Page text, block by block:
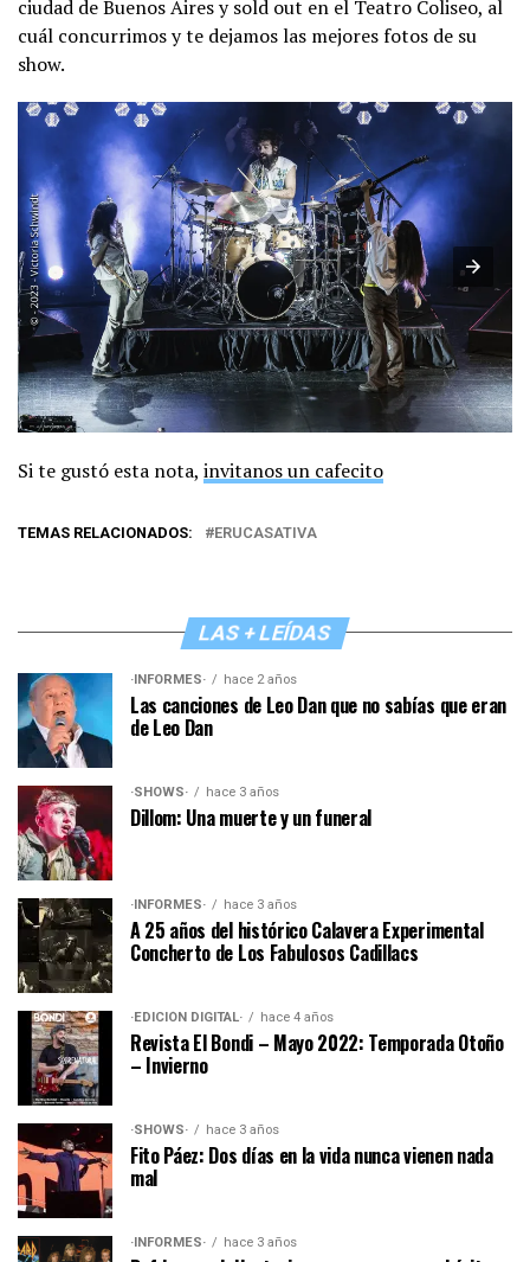
ciudad de Buenos Aires y sold out en el Teatro Coliseo, al
cuál concurrimos y te dejamos las mejores fotos de su
show.
Si te gustó esta nota, invitanos un cafecito
TEMAS RELACIONADOS: ERUCASATIVA
LAS + LEÍDAS
·INFORMES· hace 2 años
Las canciones de Leo Dan que no sabías que eran
de Leo Dan
·SHOWS· hace 3 años
Dillom: Una muerte y un funeral
·INFORMES· hace 3 años
A 25 años del histórico Calavera Experimental
Concherto de Los Fabulosos Cadillacs
·EDICIÓN DIGITAL· hace 4 años
Revista El Bondi – Mayo 2022: Temporada Otoño
– Invierno
·SHOWS· hace 3 años
Fito Páez: Dos días en la vida nunca vienen nada
mal
·INFORMES· hace 3 años